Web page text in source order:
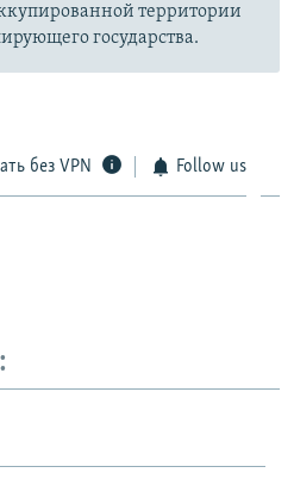
территории
государства.
без VPN Follow us